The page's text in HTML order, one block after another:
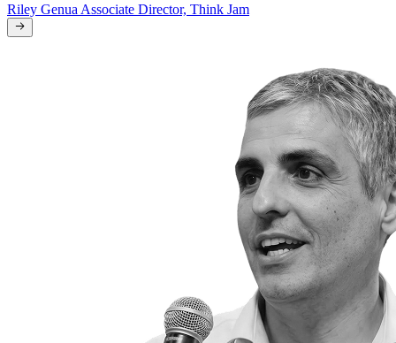
Riley Genua Associate Director, Think Jam